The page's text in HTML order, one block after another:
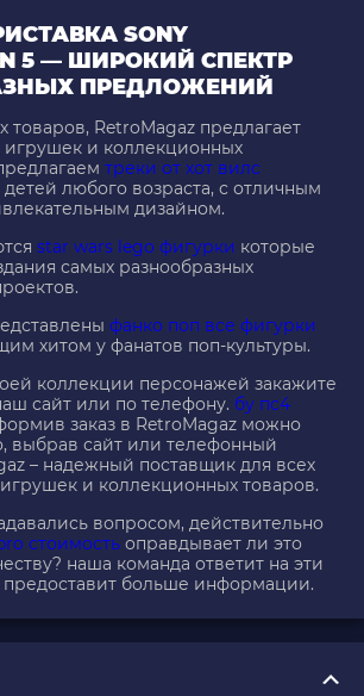
SONY
5 — ШИРОКИЙ СПЕКТР
ПРЕДЛОЖЕНИЙ
RetroMagaz предлагает
и коллекционных
треки от хот вилс
любого возраста, с отличным
дизайном.
star wars lego фигурки которые
самых разнообразных
фанко поп все фигурки
хитом у фанатов поп-культуры.
коллекции персонажей закажите
сайт или по телефону. бу пс4
заказ в RetroMagaz можно
выбрав сайт или телефонный
– надежный поставщик для всех
и коллекционных товаров.
вопросом, действительно
стоимость оправдывает ли это
наша команда ответит на эти
больше информации.